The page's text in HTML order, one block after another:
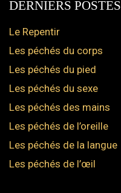
DERNIERS POSTES
Le Repentir
Les péchés du corps
Les péchés du pied
Les péchés du sexe
Les péchés des mains
Les péchés de l’oreille
Les péchés de la langue
Les péchés de l’œil